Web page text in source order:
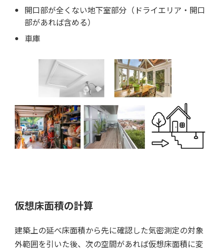
開口部が全くない地下室部分（ドライエリア・開口
部があれば含める）
車庫
仮想床面積の計算
建築上の延べ床面積から先に確認した気密測定の対象
外範囲を引いた後、次の空間があれば仮想床面積に変